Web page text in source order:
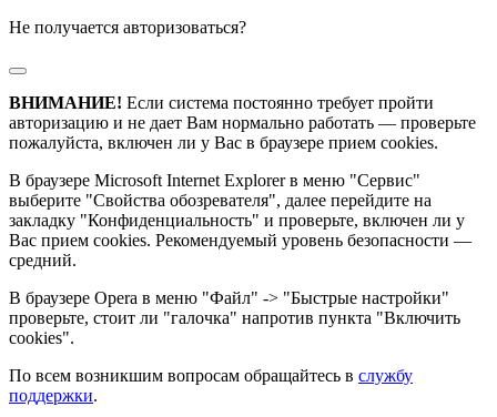
Не получается авторизоваться?
ВНИМАНИЕ! Если система постоянно требует пройти
авторизацию и не дает Вам нормально работать — проверьте
пожалуйста, включен ли у Вас в браузере прием cookies.
В браузере Microsoft Internet Explorer в меню "Сервис"
выберите "Свойства обозревателя", далее перейдите на
закладку "Конфиденциальность" и проверьте, включен ли у
Вас прием cookies. Рекомендуемый уровень безопасности —
средний.
В браузере Opera в меню "Файл" -> "Быстрые настройки"
проверьте, стоит ли "галочка" напротив пункта "Включить
cookies".
По всем возникшим вопросам обращайтесь в службу
поддержки.